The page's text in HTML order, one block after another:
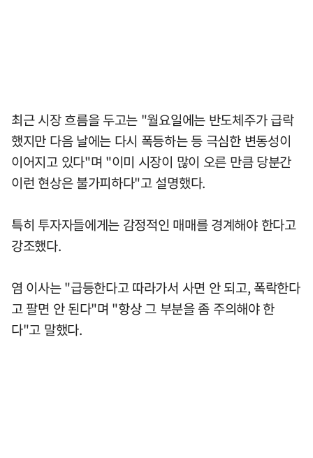
최근 시장 흐름을 두고는 "월요일에는 반도체주가 급락
했지만 다음 날에는 다시 폭등하는 등 극심한 변동성이
이어지고 있다"며 "이미 시장이 많이 오른 만큼 당분간
이런 현상은 불가피하다"고 설명했다.
특히 투자자들에게는 감정적인 매매를 경계해야 한다고
강조했다.
염 이사는 "급등한다고 따라가서 사면 안 되고, 폭락한다
고 팔면 안 된다"며 "항상 그 부분을 좀 주의해야 한
다"고 말했다.